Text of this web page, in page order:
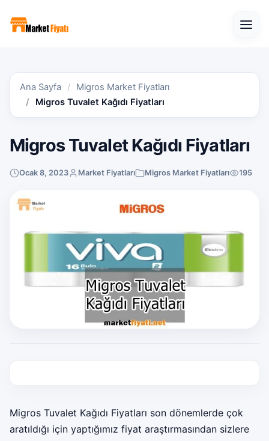
Ana Sayfa
Migros Market Fiyatları
Migros Tuvalet Kağıdı Fiyatları
Migros Tuvalet Kağıdı Fiyatları
Ocak 8, 2023 Market Fiyatları Migros Market Fiyatları 195
Migros Tuvalet Kağıdı Fiyatları son dönemlerde çok
aratıldığı için yaptığımız fiyat araştırmasından sizlere